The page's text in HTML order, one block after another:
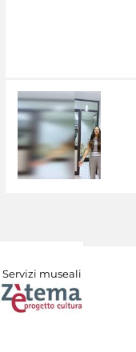
Servizi museali